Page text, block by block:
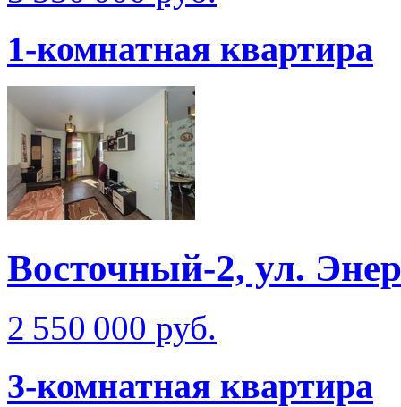
1-комнатная квартира
Восточный-2, ул.
2 550 000 руб.
3-комнатная квартира